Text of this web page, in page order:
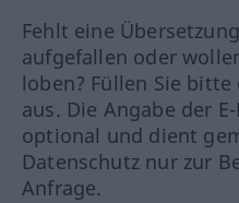
Fehlt eine
aufgefallen oder
loben? Füllen Sie bitte
aus. Die Angabe der
optional und dient
Datenschutz nur zur
Anfrage.